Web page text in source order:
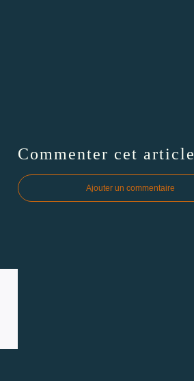
Commenter cet article
Ajouter un commentaire